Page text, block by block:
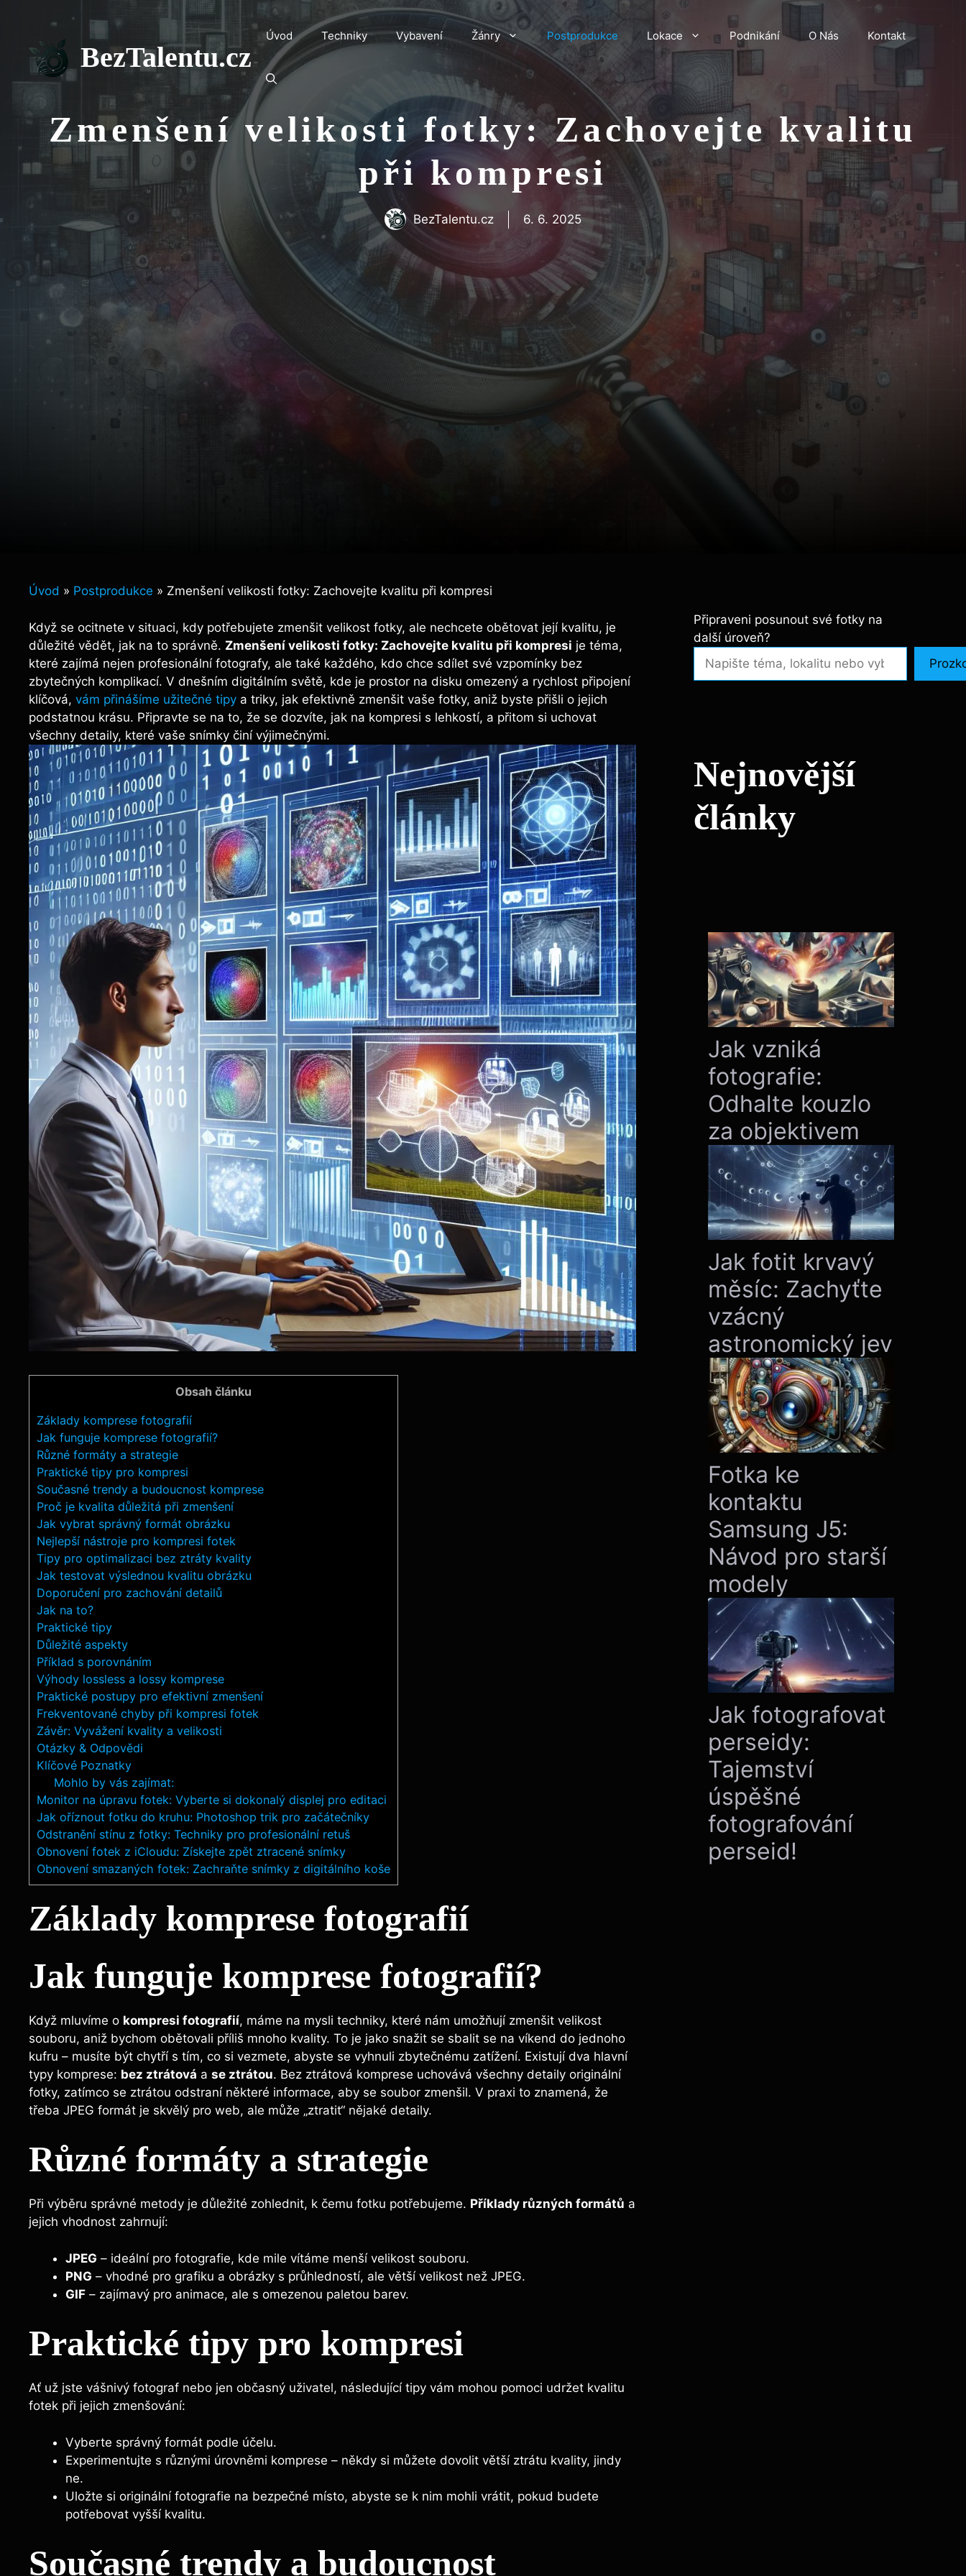
obsah
BezTalentu.cz
Úvod Techniky Vybavení Žánry Postprodukce Lokace Podnikání O Nás Kontakt
Zmenšení velikosti fotky: Zachovejte kvalitu
při kompresi
BezTalentu.cz 6. 6. 2025
Úvod » Postprodukce » Zmenšení velikosti fotky: Zachovejte kvalitu při kompresi
Když se ocitnete v situaci, kdy potřebujete zmenšit velikost fotky, ale nechcete obětovat její kvalitu, je
důležité vědět, jak na to správně. Zmenšení velikosti fotky: Zachovejte kvalitu při kompresi je téma,
které zajímá nejen profesionální fotografy, ale také každého, kdo chce sdílet své vzpomínky bez
zbytečných komplikací. V dnešním digitálním světě, kde je prostor na disku omezený a rychlost připojení
klíčová, vám přinášíme užitečné tipy a triky, jak efektivně zmenšit vaše fotky, aniž byste přišli o jejich
podstatnou krásu. Připravte se na to, že se dozvíte, jak na kompresi s lehkostí, a přitom si uchovat
všechny detaily, které vaše snímky činí výjimečnými.
Obsah článku
Základy komprese fotografií
Jak funguje komprese fotografií?
Různé formáty a strategie
Praktické tipy pro kompresi
Současné trendy a budoucnost komprese
Proč je kvalita důležitá při zmenšení
Jak vybrat správný formát obrázku
Nejlepší nástroje pro kompresi fotek
Tipy pro optimalizaci bez ztráty kvality
Jak testovat výslednou kvalitu obrázku
Doporučení pro zachování detailů
Jak na to?
Praktické tipy
Důležité aspekty
Příklad s porovnáním
Výhody lossless a lossy komprese
Praktické postupy pro efektivní zmenšení
Frekventované chyby při kompresi fotek
Závěr: Vyvážení kvality a velikosti
Otázky & Odpovědi
Klíčové Poznatky
Mohlo by vás zajímat:
Monitor na úpravu fotek: Vyberte si dokonalý displej pro editaci
Jak oříznout fotku do kruhu: Photoshop trik pro začátečníky
Odstranění stínu z fotky: Techniky pro profesionální retuš
Obnovení fotek z iCloudu: Získejte zpět ztracené snímky
Obnovení smazaných fotek: Zachraňte snímky z digitálního koše
Základy komprese fotografií
Jak funguje komprese fotografií?
Když mluvíme o kompresi fotografií, máme na mysli techniky, které nám umožňují zmenšit velikost
souboru, aniž bychom obětovali příliš mnoho kvality. To je jako snažit se sbalit se na víkend do jednoho
kufru – musíte být chytří s tím, co si vezmete, abyste se vyhnuli zbytečnému zatížení. Existují dva hlavní
typy komprese: bez ztrátová a se ztrátou. Bez ztrátová komprese uchovává všechny detaily originální
fotky, zatímco se ztrátou odstraní některé informace, aby se soubor zmenšil. V praxi to znamená, že
třeba JPEG formát je skvělý pro web, ale může „ztratit“ nějaké detaily.
Různé formáty a strategie
Při výběru správné metody je důležité zohlednit, k čemu fotku potřebujeme. Příklady různých formátů a
jejich vhodnost zahrnují:
JPEG – ideální pro fotografie, kde mile vítáme menší velikost souboru.
PNG – vhodné pro grafiku a obrázky s průhledností, ale větší velikost než JPEG.
GIF – zajímavý pro animace, ale s omezenou paletou barev.
Praktické tipy pro kompresi
Ať už jste vášnivý fotograf nebo jen občasný uživatel, následující tipy vám mohou pomoci udržet kvalitu
fotek při jejich zmenšování:
Vyberte správný formát podle účelu.
Experimentujte s různými úrovněmi komprese – někdy si můžete dovolit větší ztrátu kvality, jindy
ne.
Uložte si originální fotografie na bezpečné místo, abyste se k nim mohli vrátit, pokud budete
potřebovat vyšší kvalitu.
Současné trendy a budoucnost
Připraveni posunout své fotky na
další úroveň?
Nejnovější
články
Jak vzniká
fotografie:
Odhalte kouzlo
za objektivem
Jak fotit krvavý
měsíc: Zachyťte
vzácný
astronomický jev
Fotka ke
kontaktu
Samsung J5:
Návod pro starší
modely
Jak fotografovat
perseidy:
Tajemství
úspěšné
fotografování
perseid!